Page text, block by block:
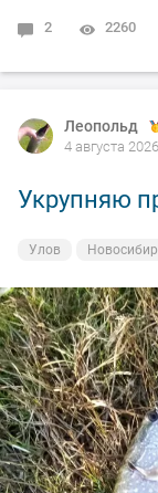
2 2260
Леопольд
4 августа
Укрупняю
Улов